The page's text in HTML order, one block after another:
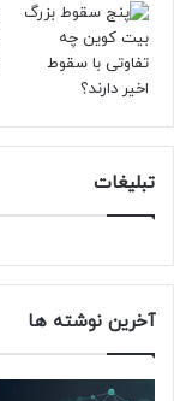
تبلیغات
آخرین نوشته ها